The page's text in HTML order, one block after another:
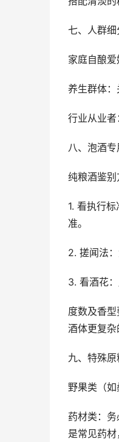
七、人群细
家庭自酿
养生群体：
行业从业者
八、泡酒专
纯粮酒鉴别
1. 看执行
准。
2. 搓闻法
3. 看酒花
度数及香
酒体更复杂
九、特殊
野果类（
药材类：
是常见药材